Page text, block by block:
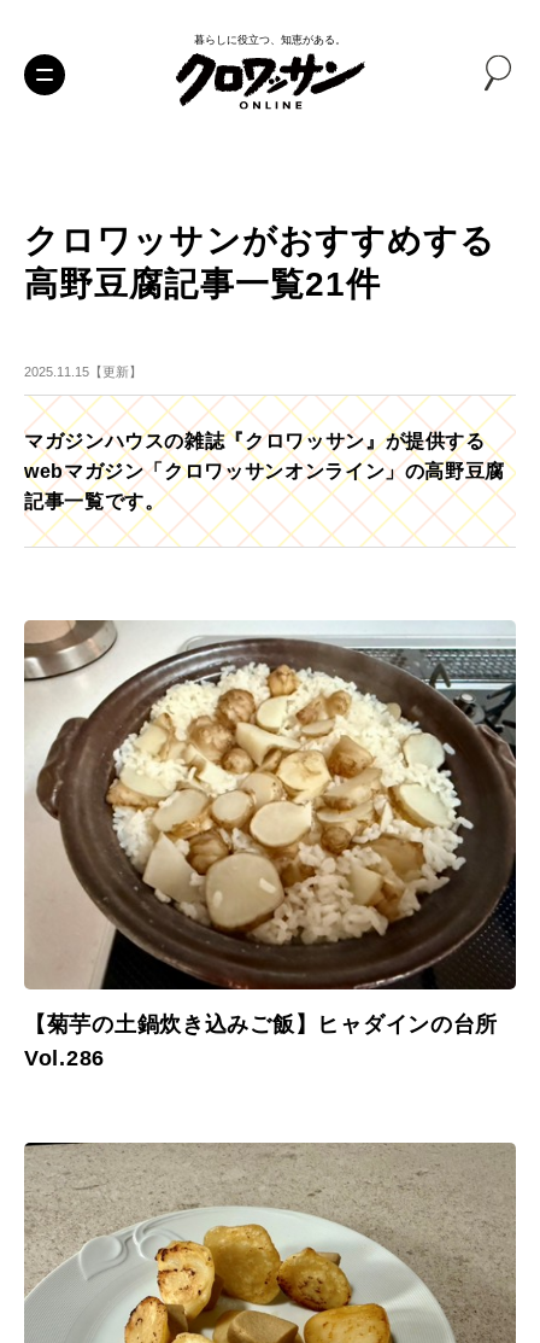
暮らしに役立つ、知恵がある。
クロワッサンがおすすめする
高野豆腐記事一覧21件
2025.11.15【更新】
マガジンハウスの雑誌『クロワッサン』が提供する
webマガジン「クロワッサンオンライン」の高野豆腐
記事一覧です。
【菊芋の土鍋炊き込みご飯】ヒャダインの台所
Vol.286